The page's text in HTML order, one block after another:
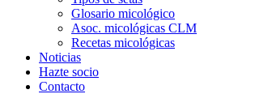
Glosario micológico
Asoc. micológicas CLM
Recetas micológicas
Noticias
Hazte socio
Contacto